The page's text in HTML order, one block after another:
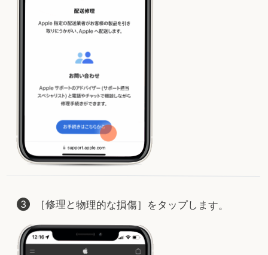
［修理と物理的な損傷］をタップします。